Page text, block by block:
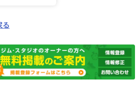
る